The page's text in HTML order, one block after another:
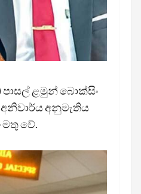
පාසල් ළමුන් බොක්සිං
අනිවාර්ය අනුමැතිය
වේ.